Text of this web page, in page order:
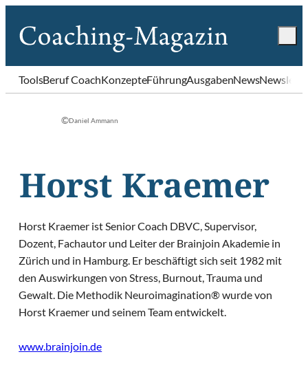
ToolsBeruf CoachKonzepteFührungAusgabenNews
©Daniel Ammann
Horst Kraemer
Horst Kraemer ist Senior Coach DBVC, Supervisor,
Dozent, Fachautor und Leiter der Brainjoin Akademie in
Zürich und in Hamburg. Er beschäftigt sich seit 1982 mit
den Auswirkungen von Stress, Burnout, Trauma und
Gewalt. Die Methodik Neuroimagination® wurde von
Horst Kraemer und seinem Team entwickelt.
www.brainjoin.de